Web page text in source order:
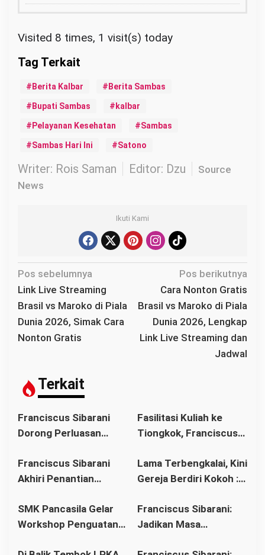
Visited 8 times, 1 visit(s) today
Berita Kalbar Berita Sambas
Bupati Sambas kalbar
Pelayanan Kesehatan Sambas
Sambas Hari Ini Satono
Writer: Rois Saman Editor: Dzu
Source
News
Ikuti Kami
N
a
v
i
g
p
o
s
Pos sebelumnya
Link Live Streaming
Brasil vs Maroko di Piala
Dunia 2026, Simak Cara
Nonton Gratis
Pos berikutnya
Cara Nonton Gratis
Brasil vs Maroko di Piala
Dunia 2026, Lengkap
Link Live Streaming dan
Jadwal
Terkait
Franciscus Sibarani
Dorong Perluasan
sebagai Upaya Cegah
Pernikahan Dini di
Fasilitasi Kuliah ke
Tiongkok, Franciscus
Tua Dukung Pendidikan
Anak
Franciscus Sibarani
Akhiri Penantian
Bawat Keuskupan
Agung Pontianak,
Lama Terbengkalai, Kini
Gereja Berdiri Kokoh :
Wujudkan Politik
Bonum Commune di
SMK Pancasila Gelar
Workshop Penguatan
Franciscus Sibarani:
Jadikan Masa